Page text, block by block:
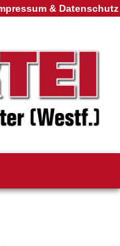
& Datenschutz